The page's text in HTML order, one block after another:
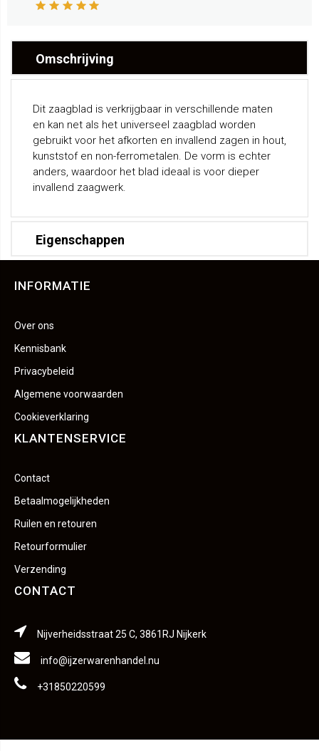
Omschrijving
Dit zaagblad is verkrijgbaar in verschillende maten
en kan net als het universeel zaagblad worden
gebruikt voor het afkorten en invallend zagen in hout,
kunststof en non-ferrometalen. De vorm is echter
anders, waardoor het blad ideaal is voor dieper
invallend zaagwerk.
Eigenschappen
INFORMATIE
Over ons
Kennisbank
Privacybeleid
Algemene voorwaarden
Cookieverklaring
KLANTENSERVICE
Contact
Betaalmogelijkheden
Ruilen en retouren
Retourformulier
Verzending
CONTACT
Nijverheidsstraat 25 C, 3861RJ Nijkerk
info@ijzerwarenhandel.nu
+31850220599